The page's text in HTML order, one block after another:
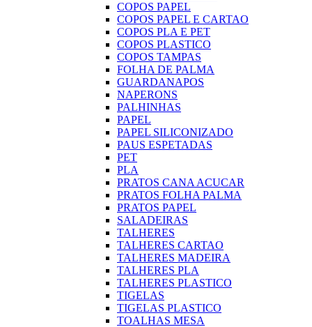
COPOS PAPEL
COPOS PAPEL E CARTAO
COPOS PLA E PET
COPOS PLASTICO
COPOS TAMPAS
FOLHA DE PALMA
GUARDANAPOS
NAPERONS
PALHINHAS
PAPEL
PAPEL SILICONIZADO
PAUS ESPETADAS
PET
PLA
PRATOS CANA ACUCAR
PRATOS FOLHA PALMA
PRATOS PAPEL
SALADEIRAS
TALHERES
TALHERES CARTAO
TALHERES MADEIRA
TALHERES PLA
TALHERES PLASTICO
TIGELAS
TIGELAS PLASTICO
TOALHAS MESA